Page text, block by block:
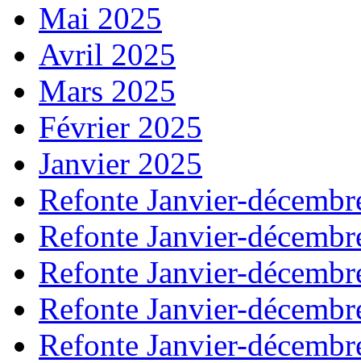
Mai 2025
Avril 2025
Mars 2025
Février 2025
Janvier 2025
Refonte Janvier-
Refonte Janvier-
Refonte Janvier-
Refonte Janvier-
Refonte Janvier-